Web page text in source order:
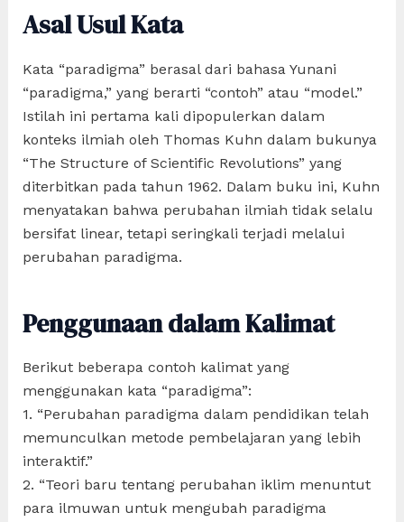
Asal Usul Kata
Kata “paradigma” berasal dari bahasa Yunani
“paradigma,” yang berarti “contoh” atau “model.”
Istilah ini pertama kali dipopulerkan dalam
konteks ilmiah oleh Thomas Kuhn dalam bukunya
“The Structure of Scientific Revolutions” yang
diterbitkan pada tahun 1962. Dalam buku ini, Kuhn
menyatakan bahwa perubahan ilmiah tidak selalu
bersifat linear, tetapi seringkali terjadi melalui
perubahan paradigma.
Penggunaan dalam Kalimat
Berikut beberapa contoh kalimat yang
menggunakan kata “paradigma”:
1. “Perubahan paradigma dalam pendidikan telah
memunculkan metode pembelajaran yang lebih
interaktif.”
2. “Teori baru tentang perubahan iklim menuntut
para ilmuwan untuk mengubah paradigma